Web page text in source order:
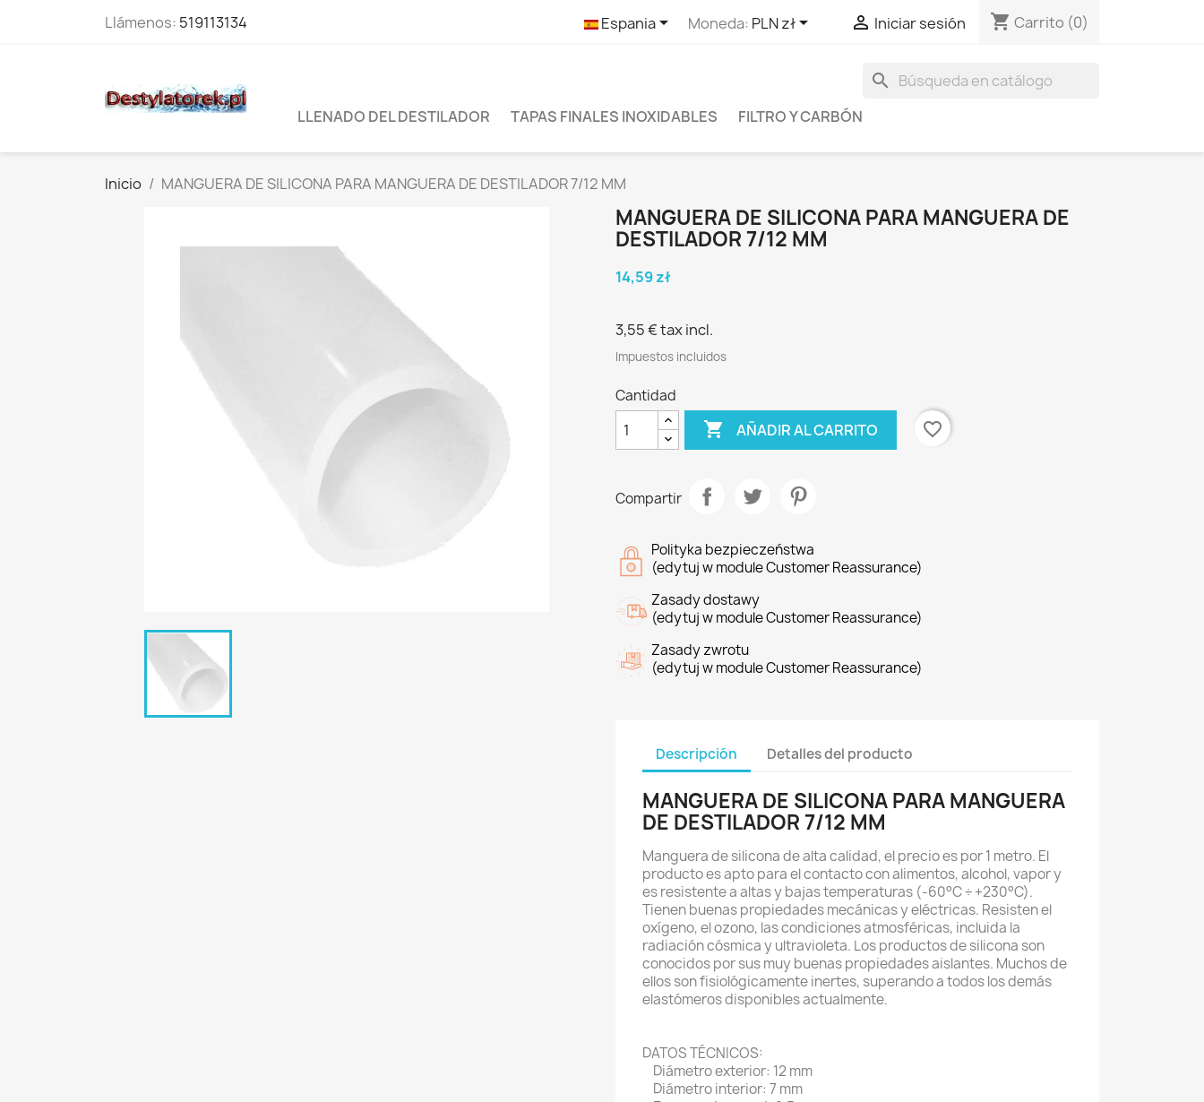
Llámenos: 519113134 Espania Moneda: PLN zł  Iniciar sesión shopping_cart Carrito (0)
search
LLENADO DEL DESTILADOR TAPAS FINALES INOXIDABLES FILTRO Y CARBÓN
Inicio MANGUERA DE SILICONA PARA MANGUERA DE DESTILADOR 7/12 MM
MANGUERA DE SILICONA PARA MANGUERA DE
DESTILADOR 7/12 MM
14,59 zł
3,55 €tax incl.
Impuestos incluidos
Cantidad
 AÑADIR AL CARRITO favorite_border
Compartir
Polityka bezpieczeństwa
(edytuj w module Customer Reassurance)
Zasady dostawy
(edytuj w module Customer Reassurance)
Zasady zwrotu
(edytuj w module Customer Reassurance)
Descripción Detalles del producto
MANGUERA DE SILICONA PARA MANGUERA
DE DESTILADOR 7/12 MM
Manguera de silicona de alta calidad, el precio es por 1 metro. El
producto es apto para el contacto con alimentos, alcohol, vapor y
es resistente a altas y bajas temperaturas (-60°C ÷ +230°C).
Tienen buenas propiedades mecánicas y eléctricas. Resisten el
oxígeno, el ozono, las condiciones atmosféricas, incluida la
radiación cósmica y ultravioleta. Los productos de silicona son
conocidos por sus muy buenas propiedades aislantes. Muchos de
ellos son fisiológicamente inertes, superando a todos los demás
elastómeros disponibles actualmente.
DATOS TÉCNICOS:
Diámetro exterior: 12 mm
Diámetro interior: 7 mm